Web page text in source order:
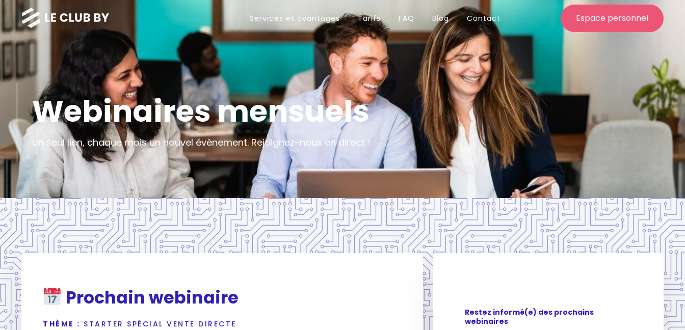
Services et avantages Tarifs FAQ Blog Contact Espace personnel
Webinaires mensuels
Un seul lien, chaque mois un nouvel évènement. Rejoignez-nous en direct !
Prochain webinaire
THÈME : STARTER SPÉCIAL VENTE DIRECTE
Restez informé(e) des prochains
webinaires